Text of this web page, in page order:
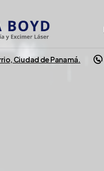
Ciudad de Panamá.